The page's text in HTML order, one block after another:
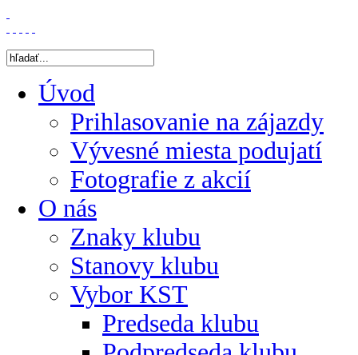
Úvod
Prihlasovanie na zájazdy
Vývesné miesta podujatí
Fotografie z akcií
O nás
Znaky klubu
Stanovy klubu
Vybor KST
Predseda klubu